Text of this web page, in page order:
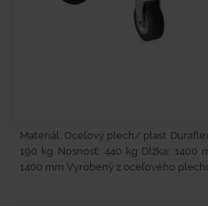
Materiál: Oceľový plech/ plast
190 kg Nosnosť: 440 kg Dĺžka: 1400
1400 mm Vyrobený z oceľového